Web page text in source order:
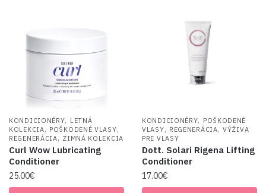
KONDICIONÉRY, LETNÁ
KOLEKCIA, POŠKODENÉ VLASY,
REGENERÁCIA, ZIMNÁ KOLEKCIA
Curl Wow Lubricating
Conditioner
25.00€
KONDICIONÉRY, POŠKODENÉ
VLASY, REGENERÁCIA,VÝŽIVA
PRE VLASY
Dott. Solari Rigena Lifting
Conditioner
17.00€